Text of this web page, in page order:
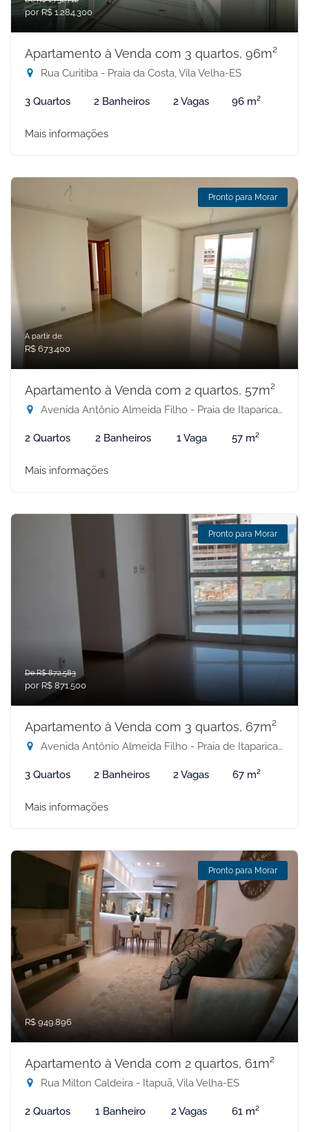
por R$ 1.284.300
Apartamento à Venda com 3 quartos, 96m²
Rua Curitiba - Praia da Costa, Vila Velha-ES
3 Quartos 2 Banheiros 2 Vagas 96 m²
Mais informações
Pronto para Morar
A partir de:
R$ 673.400
Apartamento à Venda com 2 quartos, 57m²
Avenida Antônio Almeida Filho - Praia de Itaparica, Vila Velha-ES
2 Quartos 2 Banheiros 1 Vaga 57 m²
Mais informações
Pronto para Morar
De R$ 872.583
por R$ 871.500
Apartamento à Venda com 3 quartos, 67m²
Avenida Antônio Almeida Filho - Praia de Itaparica, Vila Velha-ES
3 Quartos 2 Banheiros 2 Vagas 67 m²
Mais informações
Pronto para Morar
R$ 949.896
Apartamento à Venda com 2 quartos, 61m²
Rua Milton Caldeira - Itapuã, Vila Velha-ES
2 Quartos 1 Banheiro 2 Vagas 61 m²